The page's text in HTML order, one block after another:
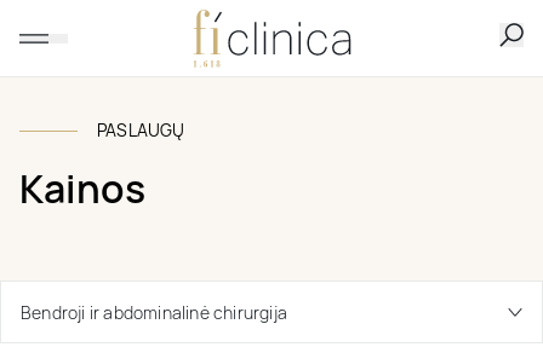
PASLAUGŲ
Kainos